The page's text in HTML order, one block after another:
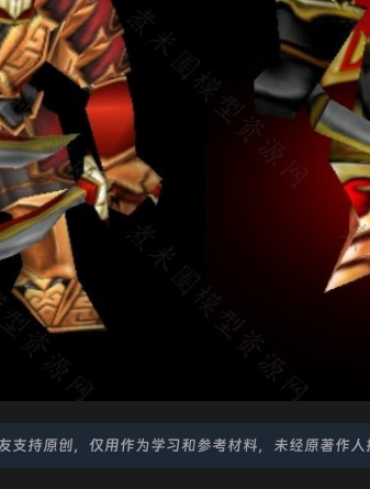
支持原创，仅用作为学习和参考材料，未经原著作人